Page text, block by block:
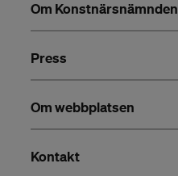
Om Konstnärsnämnden
Press
Om webbplatsen
Kontakt